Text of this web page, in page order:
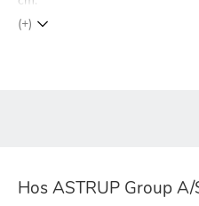
(+)
Hos ASTRUP Group